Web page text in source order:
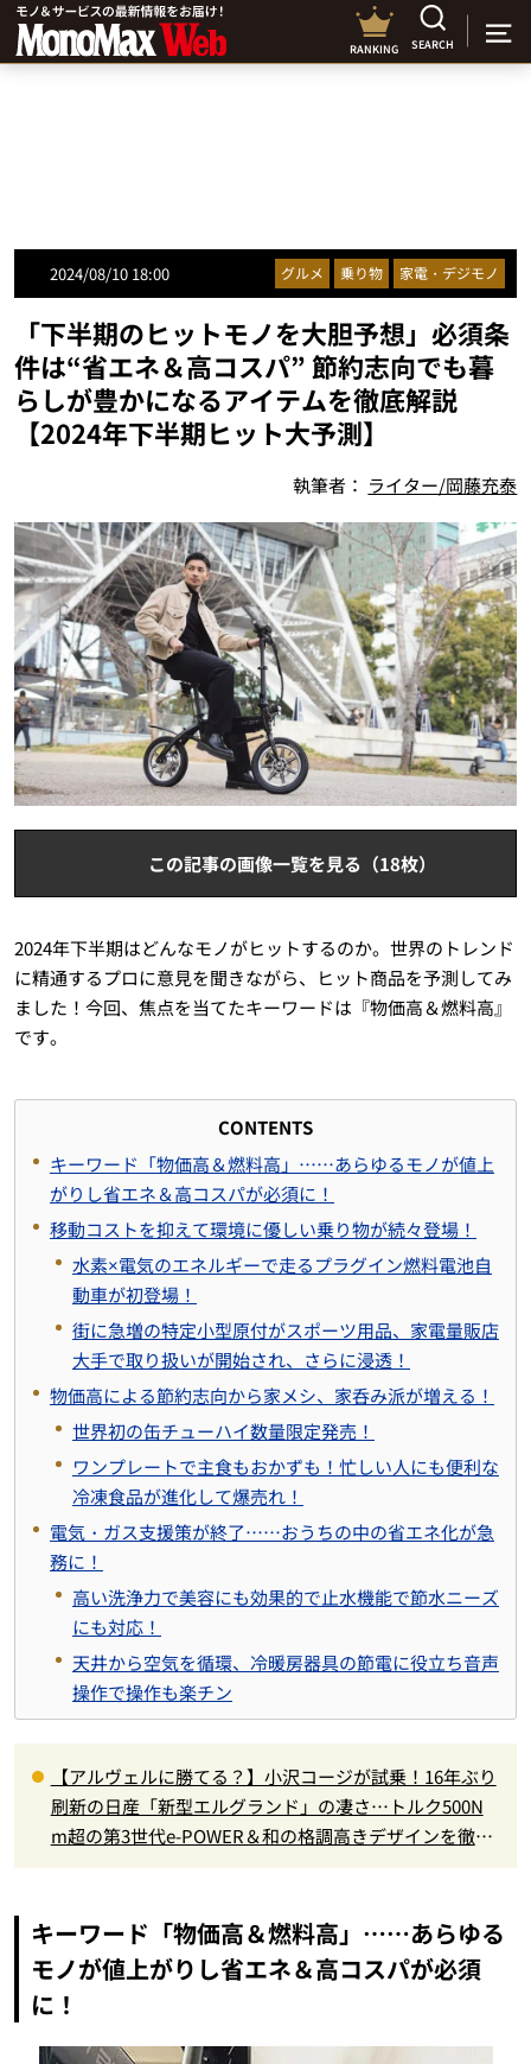
RANKING SEARCH
2024/08/10 18:00 グルメ 乗り物 家電・デジモノ
「下半期のヒットモノを大胆予想」必須条
件は“省エネ＆高コスパ” 節約志向でも暮
らしが豊かになるアイテムを徹底解説
【2024年下半期ヒット大予測】
執筆者： ライター/岡藤充泰
この記事の画像一覧を見る（18枚）
2024年下半期はどんなモノがヒットするのか。世界のトレンド
に精通するプロに意見を聞きながら、ヒット商品を予測してみ
ました！今回、焦点を当てたキーワードは『物価高＆燃料高』
です。
CONTENTS
キーワード「物価高＆燃料高」……あらゆるモノが値上
がりし省エネ＆高コスパが必須に！
移動コストを抑えて環境に優しい乗り物が続々登場！
水素×電気のエネルギーで走るプラグイン燃料電池自
動車が初登場！
街に急増の特定小型原付がスポーツ用品、家電量販店
大手で取り扱いが開始され、さらに浸透！
物価高による節約志向から家メシ、家呑み派が増える！
世界初の缶チューハイ数量限定発売！
ワンプレートで主食もおかずも！忙しい人にも便利な
冷凍食品が進化して爆売れ！
電気・ガス支援策が終了……おうちの中の省エネ化が急
務に！
高い洗浄力で美容にも効果的で止水機能で節水ニーズ
にも対応！
天井から空気を循環、冷暖房器具の節電に役立ち音声
操作で操作も楽チン
【アルヴェルに勝てる？】小沢コージが試乗！16年ぶり
刷新の日産「新型エルグランド」の凄さ…トルク500N
m超の第3世代e-POWER＆和の格調高きデザインを徹底
キーワード「物価高＆燃料高」……あらゆる
モノが値上がりし省エネ＆高コスパが必須
に！